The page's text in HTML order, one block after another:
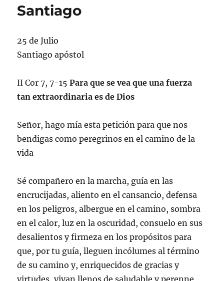
Santiago
25 de Julio
Santiago apóstol
II Cor 7, 7-15Para que se vea que una fuerza
tan extraordinaria es de Dios
Señor, hago mía esta petición para que nos
bendigas como peregrinos en el camino de la
vida
Sé compañero en la marcha, guía en las
encrucijadas, aliento en el cansancio, defensa
en los peligros, albergue en el camino, sombra
en el calor, luz en la oscuridad, consuelo en sus
desalientos y firmeza en los propósitos para
que, por tu guía, lleguen incólumes al término
de su camino y, enriquecidos de gracias y
virtudes, vivan llenos de saludable y perenne